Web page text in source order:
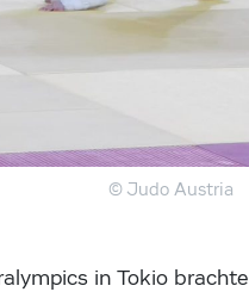
© Judo Austria
in Tokio